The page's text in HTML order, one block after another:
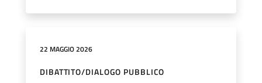
22 MAGGIO 2026
DIBATTITO/DIALOGO PUBBLICO